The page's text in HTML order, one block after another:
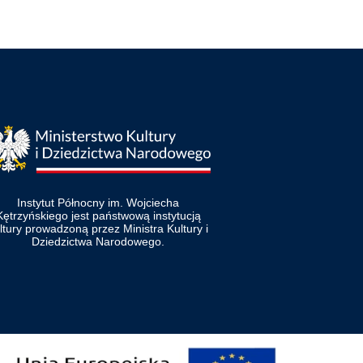
Instytut Północny im. Wojciecha
jest państwową instytucją
prowadzoną przez Ministra Kultury i
Dziedzictwa Narodowego.